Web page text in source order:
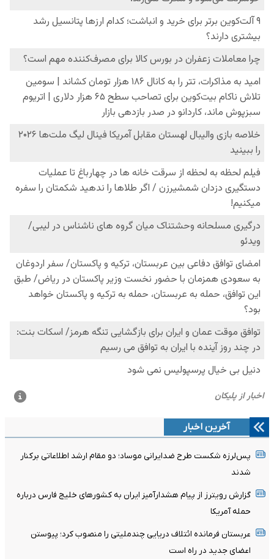
آخرین اخبار
پس‌لرزه شکست طرح ضدایرانی موساد؛ دو مقام ارشد اطلاعاتی برکنار
شدند
گزارش رویترز از پیام هشدارآمیز ایران به کشورهای خلیج فارس درباره
حمله آمریکا
عربستان فرمانده ائتلاف دریایی چندملیتی را منصوب کرد؛ پیوستن
اعضای جدید در راه است